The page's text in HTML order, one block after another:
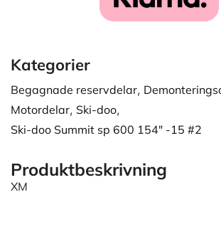
Kategorier
Begagnade reservdelar,
Motordelar, Ski-doo,
Ski-doo Summit sp 600 154" -15 #2
Produktbeskrivning
XM